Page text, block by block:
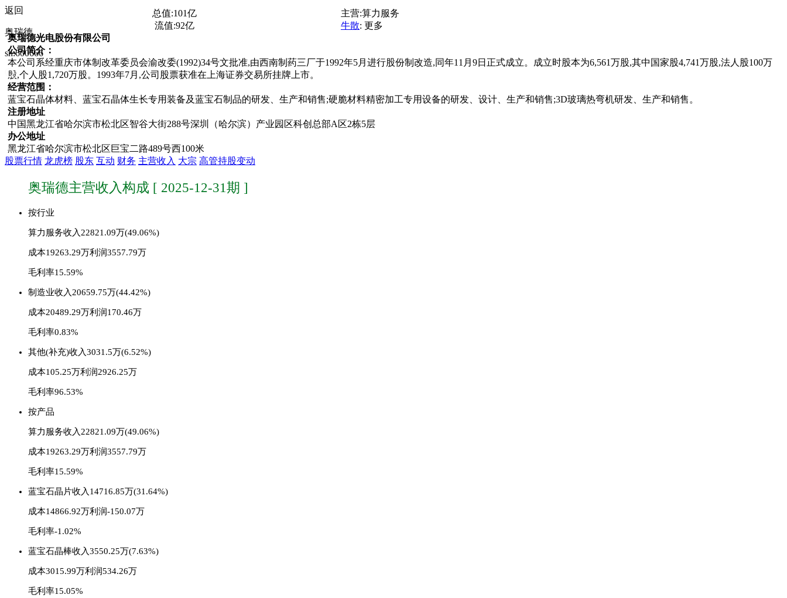
返回
奥瑞德
sh:600666
总值:101亿 主营:算力服务
流值:92亿 牛散: 更多
奥瑞德光电股份有限公司
公司简介：
本公司系经重庆市体制改革委员会渝改委(1992)34号文批准,由西南制药三厂于1992年5月进行股份制改造,同年11月9日正式成立。成立时股本为6,561万股,其中国家股4,741万股,法人股100万
股,个人股1,720万股。1993年7月,公司股票获准在上海证券交易所挂牌上市。
经营范围：
蓝宝石晶体材料、蓝宝石晶体生长专用装备及蓝宝石制品的研发、生产和销售;硬脆材料精密加工专用设备的研发、设计、生产和销售;3D玻璃热弯机研发、生产和销售。
注册地址
中国黑龙江省哈尔滨市松北区智谷大街288号深圳（哈尔滨）产业园区科创总部A区2栋5层
办公地址
黑龙江省哈尔滨市松北区巨宝二路489号西100米
股票行情 龙虎榜 股东 互动 财务 主营收入 大宗 高管持股变动
奥瑞德主营收入构成 [ 2025-12-31期 ]
按行业
算力服务收入22821.09万(49.06%)
成本19263.29万利润3557.79万
毛利率15.59%
制造业收入20659.75万(44.42%)
成本20489.29万利润170.46万
毛利率0.83%
其他(补充)收入3031.5万(6.52%)
成本105.25万利润2926.25万
毛利率96.53%
按产品
算力服务收入22821.09万(49.06%)
成本19263.29万利润3557.79万
毛利率15.59%
蓝宝石晶片收入14716.85万(31.64%)
成本14866.92万利润-150.07万
毛利率-1.02%
蓝宝石晶棒收入3550.25万(7.63%)
成本3015.99万利润534.26万
毛利率15.05%